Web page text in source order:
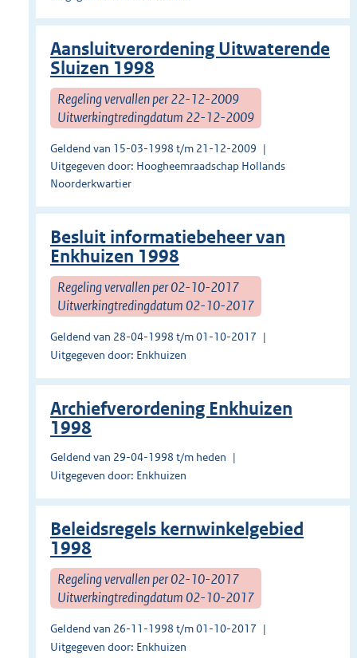
Aansluitverordening Uitwaterende
Sluizen 1998
Regeling vervallen per 22-12-2009
Uitwerkingtredingdatum 22-12-2009
Geldend van 15-03-1998 t/m 21-12-2009
Uitgegeven door: Hoogheemraadschap Hollands
Noorderkwartier
Besluit informatiebeheer van
Enkhuizen 1998
Regeling vervallen per 02-10-2017
Uitwerkingtredingdatum 02-10-2017
Geldend van 28-04-1998 t/m 01-10-2017
Uitgegeven door: Enkhuizen
Archiefverordening Enkhuizen
1998
Geldend van 29-04-1998 t/m heden
Uitgegeven door: Enkhuizen
Beleidsregels kernwinkelgebied
1998
Regeling vervallen per 02-10-2017
Uitwerkingtredingdatum 02-10-2017
Geldend van 26-11-1998 t/m 01-10-2017
Uitgegeven door: Enkhuizen